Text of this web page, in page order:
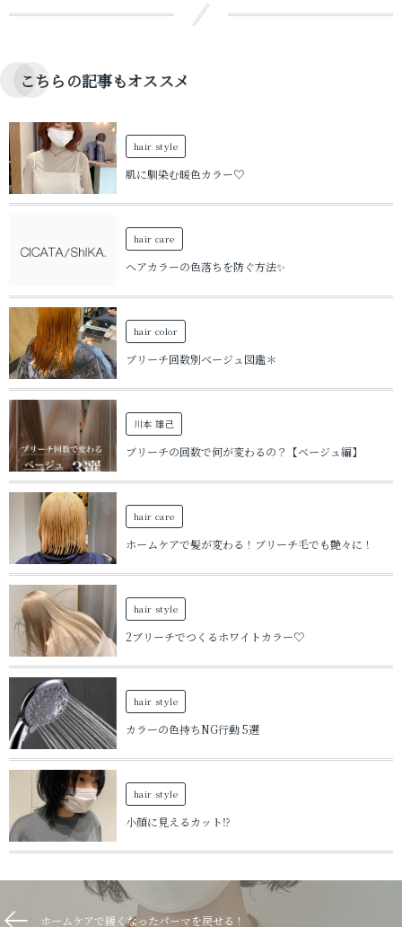
こちらの記事もオススメ
hair style
肌に馴染む暖色カラー♡
hair care
ヘアカラーの色落ちを防ぐ方法✨
hair color
ブリーチ回数別ベージュ図鑑＊
川本 雄己
ブリーチの回数で何が変わるの？【ベージュ編】
hair care
ホームケアで髪が変わる！ブリーチ毛でも艶々に！
hair style
2ブリーチでつくるホワイトカラー♡
hair style
カラーの色持ちNG行動 5選
hair style
小顔に見えるカット⁉︎
ホームケアで緩くなったパーマを戻せる！